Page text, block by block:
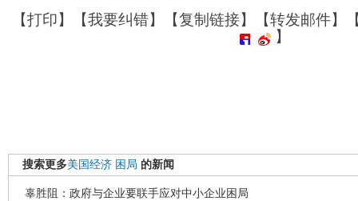
【打印】【我要纠错】【复制链接】【转发邮件】
】
搜索更多美国经济 困局 的新闻
辜胜阻：政府与企业要联手应对中小企业困局